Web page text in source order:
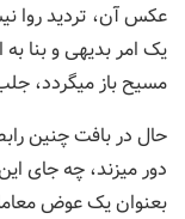
عکس آن، تردید روا
یک امر بدیهی و بنا
مسیح باز میگردد،
حال در بافت چنین
دور میزند، چه جای
بعنوان یک عوض